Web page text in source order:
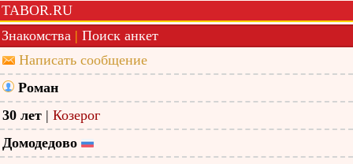
TABOR.RU
Знакомства | Поиск анкет
Написать сообщение
Роман
30 лет | Козерог
Домодедово